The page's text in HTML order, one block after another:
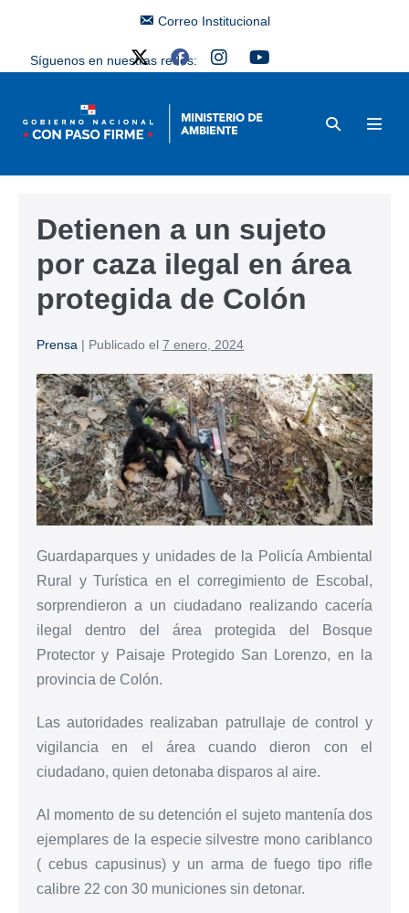
Correo Institucional
Síguenos en nuestras redes:
Detienen a un sujeto
por caza ilegal en área
protegida de Colón
Prensa | Publicado el 7 enero, 2024
Guardaparques y unidades de la Policía Ambiental
Rural y Turística en el corregimiento de Escobal,
sorprendieron a un ciudadano realizando cacería
ilegal dentro del área protegida del Bosque
Protector y Paisaje Protegido San Lorenzo, en la
provincia de Colón.
Las autoridades realizaban patrullaje de control y
vigilancia en el área cuando dieron con el
ciudadano, quien detonaba disparos al aire.
Al momento de su detención el sujeto mantenía dos
ejemplares de la especie silvestre mono cariblanco
( cebus capusinus) y un arma de fuego tipo rifle
calibre 22 con 30 municiones sin detonar.